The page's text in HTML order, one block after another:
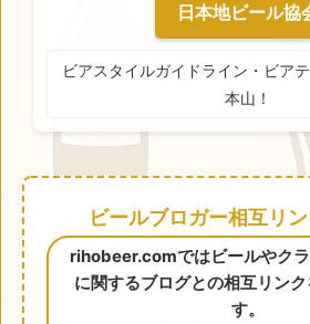
日本地ビール協
ビアスタイルガイドライン・ビア
本山！
ビールブロガー相互リン
rihobeer.comではビールやク
に関するブログとの相互リン
す。